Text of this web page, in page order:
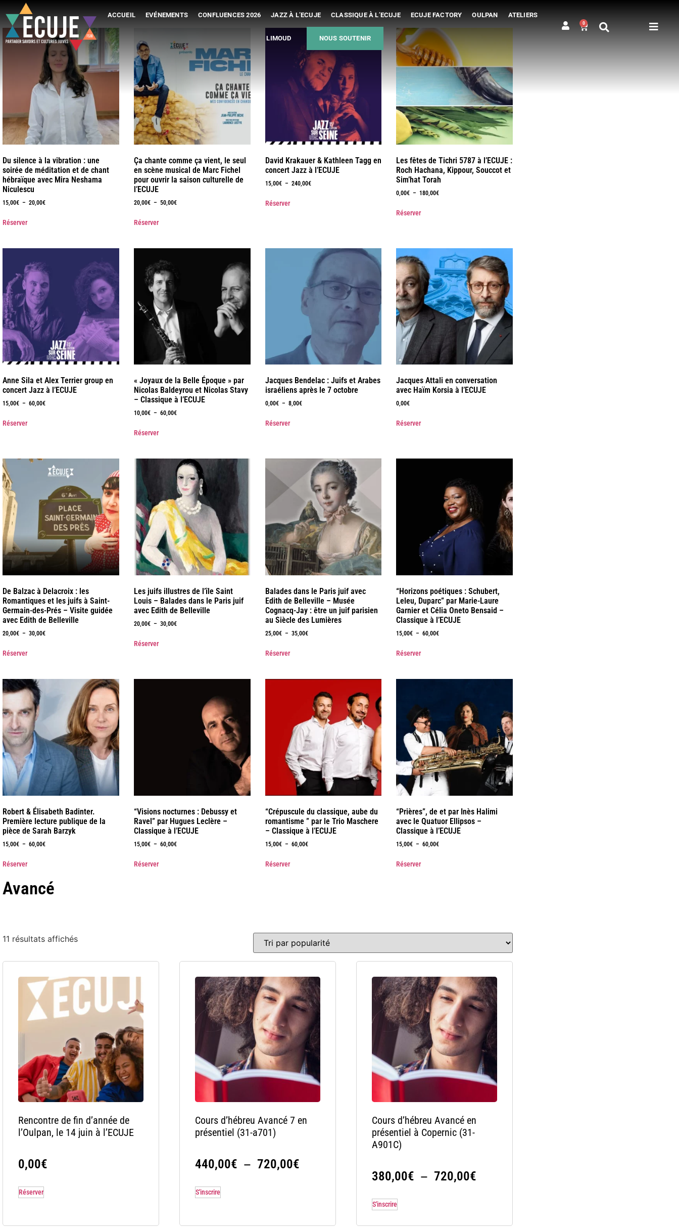
ACCUEIL EVÉNEMENTS CONFLUENCES 2026 JAZZ À L’ECUJE CLASSIQUE À L’ECUJE ECUJE FACTORY OULPAN ATELIERS
LIMOUD NOUS SOUTENIR
0
Du silence à la vibration : une
soirée de méditation et de chant
hébraïque avec Mira Neshama
Niculescu
15,00€ – 20,00€
Réserver
Ça chante comme ça vient, le seul
en scène musical de Marc Fichel
pour ouvrir la saison culturelle de
l’ECUJE
20,00€ – 50,00€
Réserver
David Krakauer & Kathleen Tagg en
concert Jazz à l’ECUJE
15,00€ – 240,00€
Réserver
Les fêtes de Tichri 5787 à l’ECUJE :
Roch Hachana, Kippour, Souccot et
Sim’hat Torah
0,00€ – 180,00€
Réserver
Anne Sila et Alex Terrier group en
concert Jazz à l’ECUJE
15,00€ – 60,00€
Réserver
« Joyaux de la Belle Époque » par
Nicolas Baldeyrou et Nicolas Stavy
– Classique à l’ECUJE
10,00€ – 60,00€
Réserver
Jacques Bendelac : Juifs et Arabes
israéliens après le 7 octobre
0,00€ – 8,00€
Réserver
Jacques Attali en conversation
avec Haïm Korsia à l’ECUJE
0,00€
Réserver
De Balzac à Delacroix : les
Romantiques et les juifs à Saint-
Germain-des-Prés – Visite guidée
avec Edith de Belleville
20,00€ – 30,00€
Réserver
Les juifs illustres de l’île Saint
Louis – Balades dans le Paris juif
avec Edith de Belleville
20,00€ – 30,00€
Réserver
Balades dans le Paris juif avec
Edith de Belleville – Musée
Cognacq-Jay : être un juif parisien
au Siècle des Lumières
25,00€ – 35,00€
Réserver
“Horizons poétiques : Schubert,
Leleu, Duparc” par Marie-Laure
Garnier et Célia Oneto Bensaid –
Classique à l’ECUJE
15,00€ – 60,00€
Réserver
Robert & Élisabeth Badinter.
Première lecture publique de la
pièce de Sarah Barzyk
15,00€ – 60,00€
Réserver
“Visions nocturnes : Debussy et
Ravel” par Hugues Leclère –
Classique à l’ECUJE
15,00€ – 60,00€
Réserver
“Crépuscule du classique, aube du
romantisme ” par le Trio Maschere
– Classique à l’ECUJE
15,00€ – 60,00€
Réserver
“Prières”, de et par Inès Halimi
avec le Quatuor Ellipsos –
Classique à l’ECUJE
15,00€ – 60,00€
Réserver
Avancé
11 résultats affichés
Rencontre de fin d’année de
l’Oulpan, le 14 juin à l’ECUJE
0,00€
Réserver
Cours d’hébreu Avancé 7 en
présentiel (31-a701)
440,00€ – 720,00€
S'inscrire
Cours d’hébreu Avancé en
présentiel à Copernic (31-
A901C)
380,00€ – 720,00€
S'inscrire